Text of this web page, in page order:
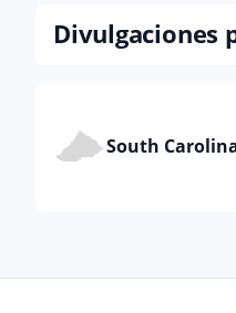
Divulgaciones
South